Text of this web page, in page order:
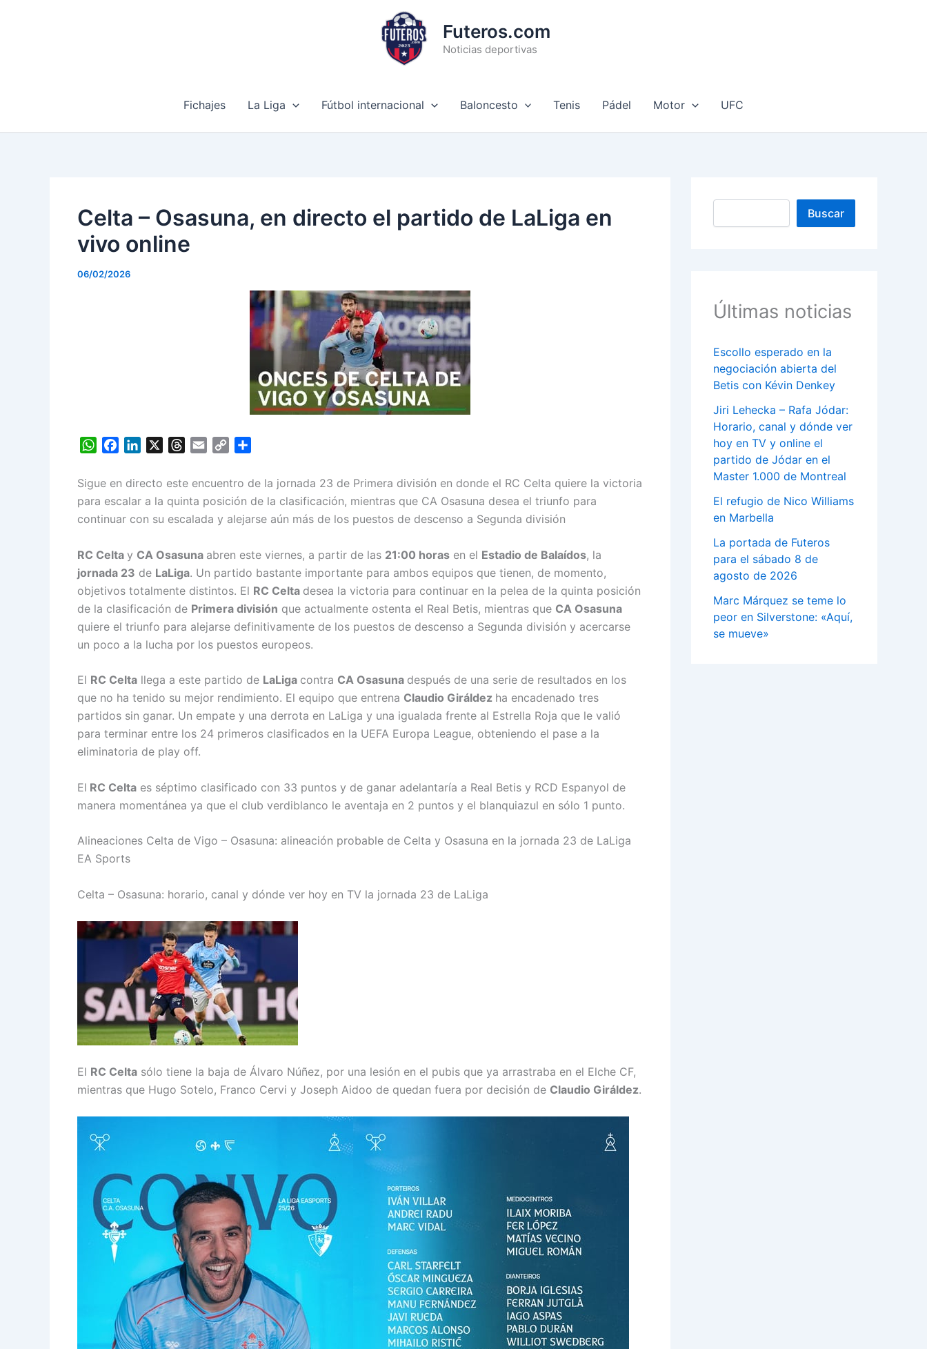
Futeros.com
Noticias deportivas
Fichajes La Liga Fútbol internacional Baloncesto Tenis Pádel Motor UFC
Celta – Osasuna, en directo el partido de LaLiga en
vivo online
06/02/2026
W
a
s
p
c
k
n
n
r
e
a
p
y
L
k
a
Sigue en directo este encuentro de la jornada 23 de Primera división en donde el RC Celta quiere la victoria
para escalar a la quinta posición de la clasificación, mientras que CA Osasuna desea el triunfo para
continuar con su escalada y alejarse aún más de los puestos de descenso a Segunda división
RC Celta y CA Osasuna abren este viernes, a partir de las 21:00 horas en el Estadio de Balaídos, la
jornada 23 de LaLiga. Un partido bastante importante para ambos equipos que tienen, de momento,
objetivos totalmente distintos. El RC Celta desea la victoria para continuar en la pelea de la quinta posición
de la clasificación de Primera división que actualmente ostenta el Real Betis, mientras que CA Osasuna
quiere el triunfo para alejarse definitivamente de los puestos de descenso a Segunda división y acercarse
un poco a la lucha por los puestos europeos.
El RC Celta llega a este partido de LaLiga contra CA Osasuna después de una serie de resultados en los
que no ha tenido su mejor rendimiento. El equipo que entrena Claudio Giráldez ha encadenado tres
partidos sin ganar. Un empate y una derrota en LaLiga y una igualada frente al Estrella Roja que le valió
para terminar entre los 24 primeros clasificados en la UEFA Europa League, obteniendo el pase a la
eliminatoria de play off.
El RC Celta es séptimo clasificado con 33 puntos y de ganar adelantaría a Real Betis y RCD Espanyol de
manera momentánea ya que el club verdiblanco le aventaja en 2 puntos y el blanquiazul en sólo 1 punto.
Alineaciones Celta de Vigo – Osasuna: alineación probable de Celta y Osasuna en la jornada 23 de LaLiga
EA Sports
Celta – Osasuna: horario, canal y dónde ver hoy en TV la jornada 23 de LaLiga
El RC Celta sólo tiene la baja de Álvaro Núñez, por una lesión en el pubis que ya arrastraba en el Elche CF,
mientras que Hugo Sotelo, Franco Cervi y Joseph Aidoo de quedan fuera por decisión de Claudio Giráldez.
Buscar
Buscar
Últimas noticias
Escollo esperado en la
negociación abierta del
Betis con Kévin Denkey
Jiri Lehecka – Rafa Jódar:
Horario, canal y dónde ver
hoy en TV y online el
partido de Jódar en el
Master 1.000 de Montreal
El refugio de Nico Williams
en Marbella
La portada de Futeros
para el sábado 8 de
agosto de 2026
Marc Márquez se teme lo
peor en Silverstone: «Aquí,
se mueve»